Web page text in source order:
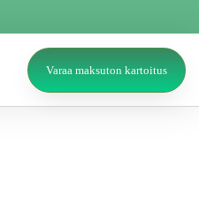
Varaa maksuton kartoitus